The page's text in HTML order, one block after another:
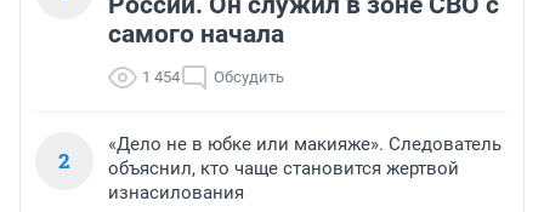
самого начала
1 454 Обсудить
2
«Дело не в юбке или макияже». Следователь
объяснил, кто чаще становится жертвой
изнасилования